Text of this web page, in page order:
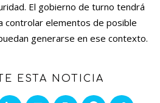
El gobierno de turno tendrá
controlar elementos de posible
generarse en ese contexto.
ESTA NOTICIA